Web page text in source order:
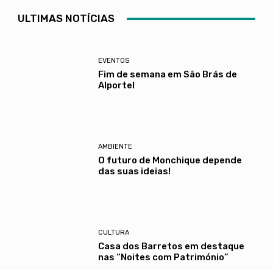
ULTIMAS NOTÍCIAS
EVENTOS
Fim de semana em São Brás de
Alportel
AMBIENTE
O futuro de Monchique depende
das suas ideias!
CULTURA
Casa dos Barretos em destaque
nas “Noites com Património”